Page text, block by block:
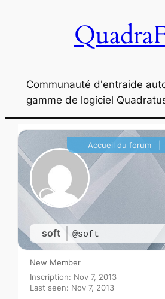
Communauté d'entraide
gamme de logiciel
soft @soft
Accueil du forum
New Member
Inscription: Nov 7, 2013
Last seen: Nov 7, 2013